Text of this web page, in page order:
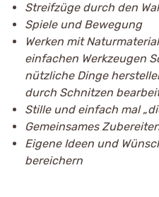
Streifzüge durch den
Spiele und Bewegung
Werken mit
einfachen Werkzeugen
nützliche Dinge
durch Schnitzen
Stille und einfach mal
Gemeinsames
Eigene Ideen und
bereichern